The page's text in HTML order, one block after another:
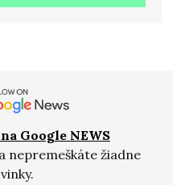
Google NEWS
nepremeškáte žiadne